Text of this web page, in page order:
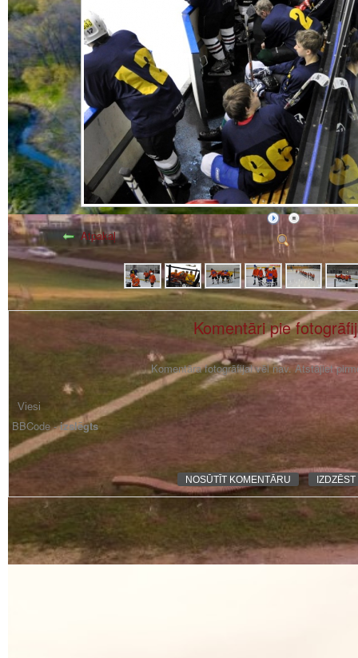
Atpakaļ
Komentāri pie
Komentāra fotogrāfijai vēl nav. Atstājiet
BBCode -izslēgts